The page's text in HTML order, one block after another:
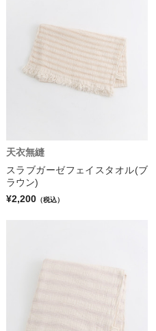
天衣無縫
スラブガーゼフェイスタオル(ブ
ラウン)
¥2,200 （税込）